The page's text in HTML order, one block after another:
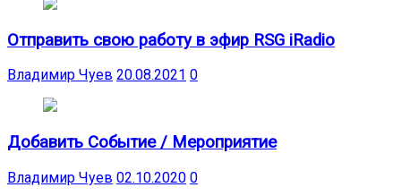
Отправить свою работу в эфир RSG iRadio
Владимир Чуев 20.08.2021 0
Добавить Событие / Мероприятие
Владимир Чуев 02.10.2020 0